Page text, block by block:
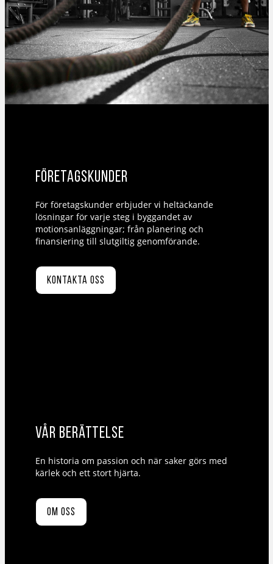
Företagskunder
För företagskunder erbjuder vi heltäckande
lösningar för varje steg i byggandet av
motionsanläggningar; från planering och
finansiering till slutgiltig genomförande.
Kontakta oss
Vår berättelse
En historia om passion och när saker görs med
kärlek och ett stort hjärta.
Om oss